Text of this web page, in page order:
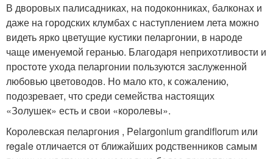
В дворовых палисадниках, на подоконниках, балконах и
даже на городских клумбах с наступлением лета можно
видеть ярко цветущие кустики пеларгонии, в народе
чаще именуемой геранью. Благодаря неприхотливости и
простоте ухода пеларгонии пользуются заслуженной
любовью цветоводов. Но мало кто, к сожалению,
подозревает, что среди семейства настоящих
«Золушек» есть и свои «королевы».
Королевская пеларгония , Pelargonium grandiflorum или
regale отличается от ближайших родственников самым